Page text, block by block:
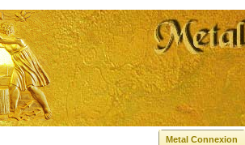
Metal Connexion